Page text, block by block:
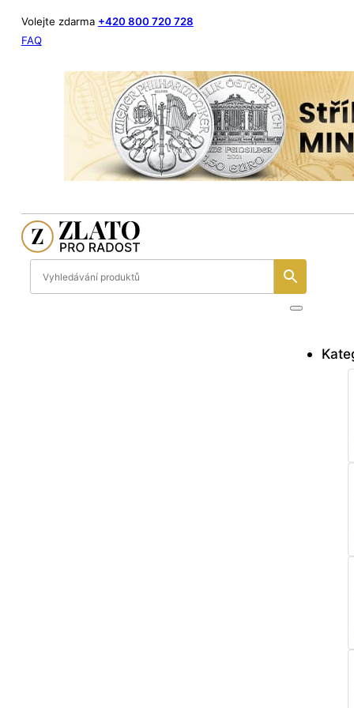
Volejte zdarma +420 800 720 728
FAQ